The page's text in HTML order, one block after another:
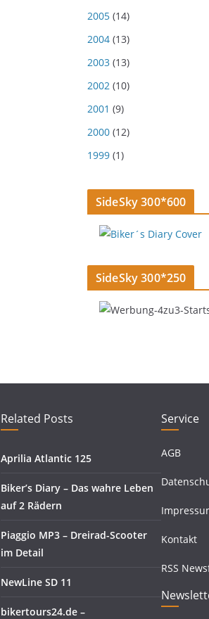
2005 (14)
2004 (13)
2003 (13)
2002 (10)
2001 (9)
2000 (12)
1999 (1)
SideSky 300*600
SideSky 300*250
Related Posts
Aprilia Atlantic 125
Biker’s Diary – Das wahre Leben
auf 2 Rädern
Piaggio MP3 – Dreirad-Scooter
im Detail
NewLine SD 11
bikertours24.de –
Service
AGB
Kontakt
RSS